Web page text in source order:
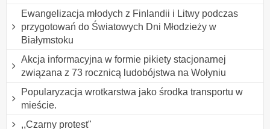
Ewangelizacja młodych z Finlandii i Litwy podczas
przygotowań do Światowych Dni Młodzieży w
Białymstoku
Akcja informacyjna w formie pikiety stacjonarnej
związana z 73 rocznicą ludobójstwa na Wołyniu
Popularyzacja wrotkarstwa jako środka transportu w
mieście.
,,Czarny protest"